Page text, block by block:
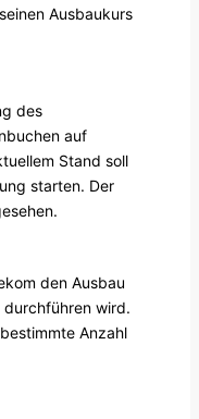
Ausbaukurs
des
auf
Stand soll
starten. Der
den Ausbau
wird.
Anzahl